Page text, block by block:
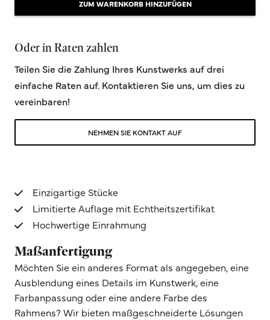
ZUM WARENKORB HINZUFÜGEN
Oder in Raten zahlen
Teilen Sie die Zahlung Ihres Kunstwerks auf drei
einfache Raten auf. Kontaktieren Sie uns, um dies zu
vereinbaren!
NEHMEN SIE KONTAKT AUF
Einzigartige Stücke
Limitierte Auflage mit Echtheitszertifikat
Hochwertige Einrahmung
Maßanfertigung
Möchten Sie ein anderes Format als angegeben, eine
Ausblendung eines Details im Kunstwerk, eine
Farbanpassung oder eine andere Farbe des
Rahmens? Wir bieten maßgeschneiderte Lösungen